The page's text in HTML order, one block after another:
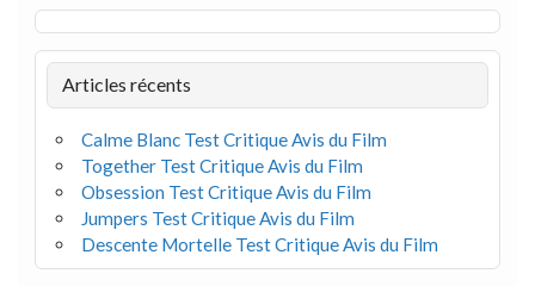
Articles récents
Calme Blanc Test Critique Avis du Film
Together Test Critique Avis du Film
Obsession Test Critique Avis du Film
Jumpers Test Critique Avis du Film
Descente Mortelle Test Critique Avis du Film